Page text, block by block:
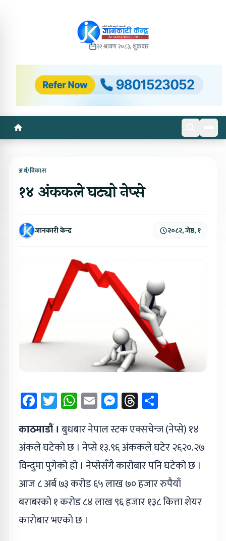
२२ श्रावण २०८३, शुक्रबार
अर्थ/विकास
१४ अंककले घट्यो नेप्से
जानकारी केन्द्र २०८२, जेष्ठ, १
Facebook
Twitter
WhatsApp
EmailMessenger
Threads
काठमाडौं । बुधबार नेपाल स्टक एक्सचेन्ज (नेप्से) १४
अंकले घटेको छ । नेप्से १३.९६ अंककले घटेर २६२०.२७
विन्दुमा पुगेको हो । नेप्सेसँगै कारोबार पनि घटेको छ ।
आज ८ अर्ब ७३ करोड ६५ लाख ७० हजार रुपैयाँ
बराबरको १ करोड ८४ लाख ९६ हजार १३८ कित्ता शेयर
कारोबार भएको छ ।